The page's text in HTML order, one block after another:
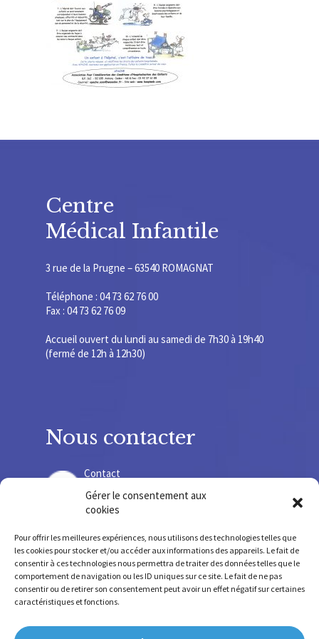
Gérer le consentement aux
cookies
Pour offrir les meilleures expériences, nous utilisons des technologies telles que
les cookies pour stocker et/ou accéder aux informations des appareils. Le fait de
consentir à ces technologies nous permettra de traiter des données telles que le
comportement de navigation ou les ID uniques sur ce site. Le fait de ne pas
consentir ou de retirer son consentement peut avoir un effet négatif sur certaines
caractéristiques et fonctions.
Centre
Médical Infantile
3 rue de la Prugne – 63540 ROMAGNAT
Téléphone : 04 73 62 76 00
Fax : 04 73 62 76 09
Accueil ouvert du lundi au samedi de 7h30 à 19h40
(fermé de 12h à 12h30)
Nous contacter
Contact
Recrutement
SIRET 775678 220 000 36 – SIREN 775 678 220
FINESS SSR 630 781 755 – FINESS IEM 630 009 207